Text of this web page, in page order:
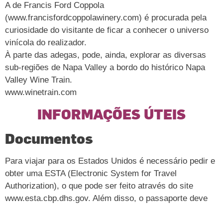
A de Francis Ford Coppola
(www.francisfordcoppolawinery.com) é procurada pela
curiosidade do visitante de ficar a conhecer o universo
vinícola do realizador.
À parte das adegas, pode, ainda, explorar as diversas
sub-regiões de Napa Valley a bordo do histórico Napa
Valley Wine Train.
www.winetrain.com
INFORMAÇÕES ÚTEIS
Documentos
Para viajar para os Estados Unidos é necessário pedir e
obter uma ESTA (Electronic System for Travel
Authorization), o que pode ser feito através do site
www.esta.cbp.dhs.gov. Além disso, o passaporte deve